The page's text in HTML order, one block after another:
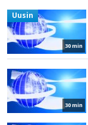
30 min
Uusin
30 min